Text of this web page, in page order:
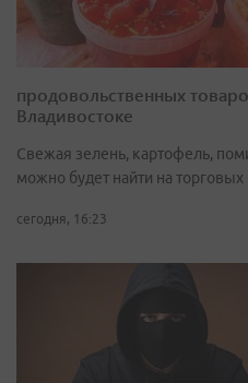
продовольственных
Владивостоке
Свежая зелень, картофель,
можно будет найти на торговых
сегодня, 16:23